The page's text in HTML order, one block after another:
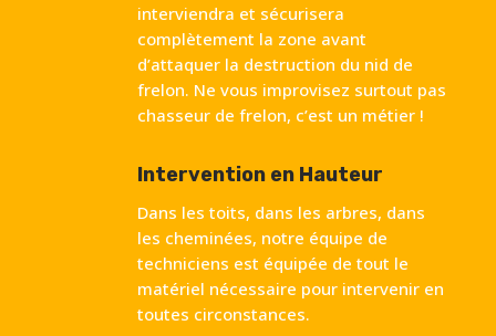
interviendra et sécurisera
complètement la zone avant
d’attaquer la destruction du nid de
frelon. Ne vous improvisez surtout pas
chasseur de frelon, c’est un métier !
Intervention en Hauteur
Dans les toits, dans les arbres, dans
les cheminées, notre équipe de
techniciens est équipée de tout le
matériel nécessaire pour intervenir en
toutes circonstances.